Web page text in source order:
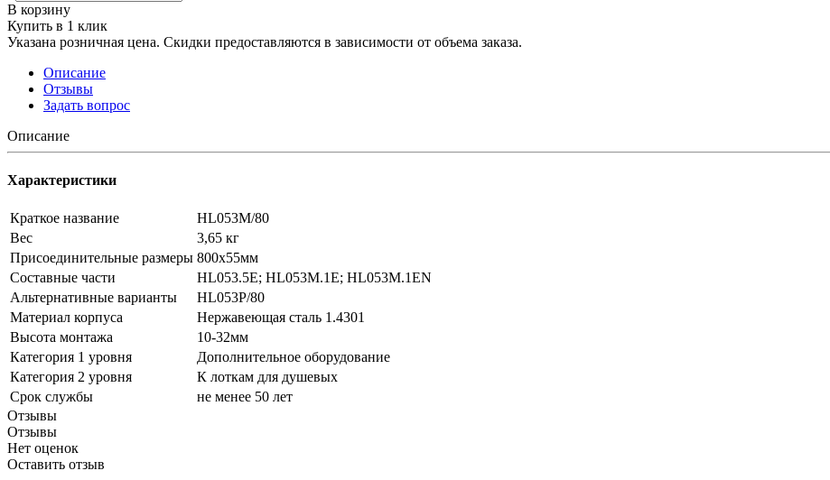
В корзину
Купить в 1 клик
Указана розничная цена. Скидки предоставляются в зависимости от объема заказа.
Описание
Отзывы
Задать вопрос
Описание
Характеристики
Краткое название
HL053M/80
Вес
3,65 кг
Присоединительные размеры 800x55мм
Составные части
HL053.5E; HL053M.1E; HL053M.1EN
Альтернативные варианты
HL053P/80
Материал корпуса
Нержавеющая сталь 1.4301
Высота монтажа
10-32мм
Категория 1 уровня
Дополнительное оборудование
Категория 2 уровня
К лоткам для душевых
Срок службы
не менее 50 лет
Отзывы
Отзывы
Нет оценок
Оставить отзыв